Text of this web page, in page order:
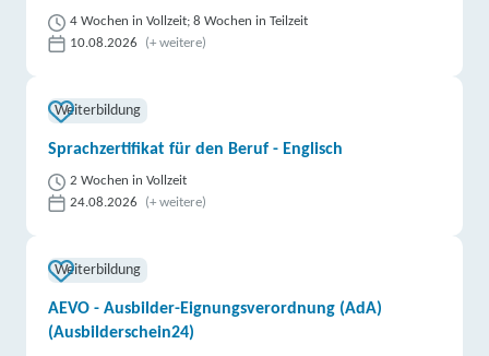
4 Wochen in Vollzeit; 8 Wochen in Teilzeit
10.08.2026
(+ weitere)
Weiterbildung
Sprachzertifikat für den Beruf - Englisch
2 Wochen in Vollzeit
24.08.2026
(+ weitere)
Weiterbildung
AEVO - Ausbilder-Eignungsverordnung (AdA)
(Ausbilderschein24)